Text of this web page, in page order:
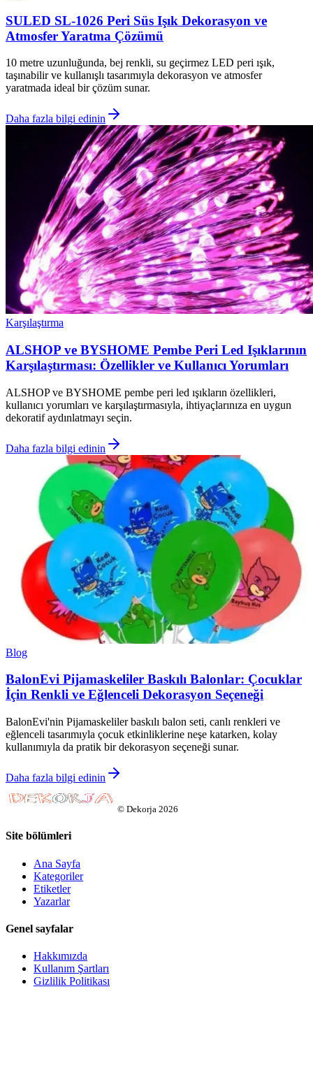
SULED SL-1026 Peri Süs Işık Dekorasyon ve
Atmosfer Yaratma Çözümü
10 metre uzunluğunda, bej renkli, su geçirmez LED peri ışık,
taşınabilir ve kullanışlı tasarımıyla dekorasyon ve atmosfer
yaratmada ideal bir çözüm sunar.
Daha fazla bilgi edinin
Karşılaştırma
ALSHOP ve BYSHOME Pembe Peri Led Işıklarının
Karşılaştırması: Özellikler ve Kullanıcı Yorumları
ALSHOP ve BYSHOME pembe peri led ışıkların özellikleri,
kullanıcı yorumları ve karşılaştırmasıyla, ihtiyaçlarınıza en uygun
dekoratif aydınlatmayı seçin.
Daha fazla bilgi edinin
Blog
BalonEvi Pijamaskeliler Baskılı Balonlar: Çocuklar
İçin Renkli ve Eğlenceli Dekorasyon Seçeneği
BalonEvi'nin Pijamaskeliler baskılı balon seti, canlı renkleri ve
eğlenceli tasarımıyla çocuk etkinliklerine neşe katarken, kolay
kullanımıyla da pratik bir dekorasyon seçeneği sunar.
Daha fazla bilgi edinin
© Dekorja 2026
Site bölümleri
Ana Sayfa
Kategoriler
Etiketler
Yazarlar
Genel sayfalar
Hakkımızda
Kullanım Şartları
Gizlilik Politikası